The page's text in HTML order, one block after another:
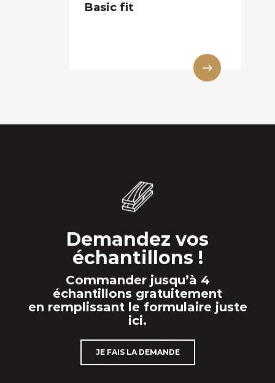
Basic fit
Demandez vos
échantillons !
Commander jusqu’à 4
échantillons gratuitement
en remplissant le formulaire juste
ici.
JE FAIS LA DEMANDE